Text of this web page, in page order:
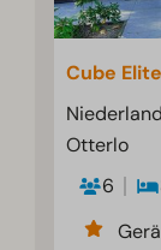
Cube
Otterlo
6